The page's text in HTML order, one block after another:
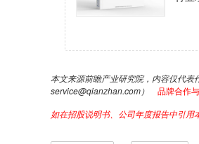
本文来源前瞻产业研究院，内容仅代表
service@qianzhan.com） 品牌合作
如在招股说明书、公司年度报告中引用